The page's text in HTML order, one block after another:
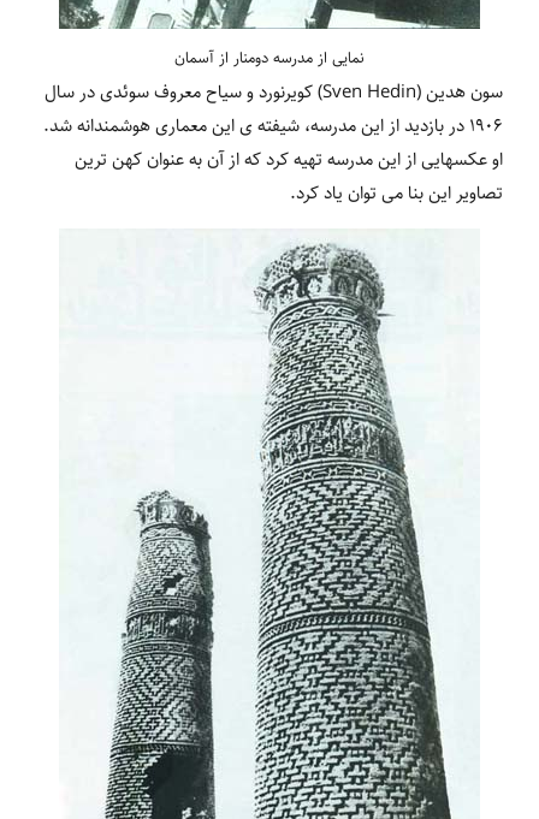
نمایی از مدرسه دومنار از آسمان
سون هدین (Sven Hedin) کویرنورد و سیاح معروف سوئدی در سال
1906 در بازدید از این مدرسه، شیفته ی این معماری هوشمندانه شد.
او عکس‏هایی از این مدرسه تهیه کرد که از آن به عنوان کهن ‏ترین
تصاویر این بنا می‏ توان یاد کرد.